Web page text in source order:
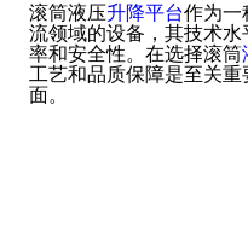
滚筒液压升降平台作为一
流领域的设备，其技术
率和安全性。在选择滚筒
工艺和品质保障是至关
面。